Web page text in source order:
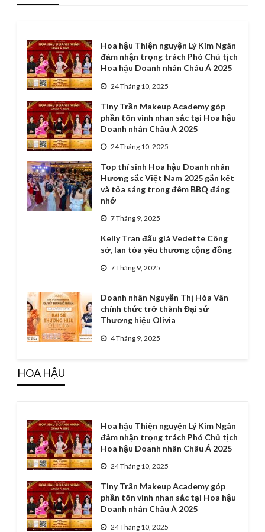
Hoa hậu Thiện nguyện Lý Kim Ngân
đảm nhận trọng trách Phó Chủ tịch
Hoa hậu Doanh nhân Châu Á 2025
24 Tháng 10, 2025
Tiny Trần Makeup Academy góp
phần tôn vinh nhan sắc tại Hoa hậu
Doanh nhân Châu Á 2025
24 Tháng 10, 2025
Top thí sinh Hoa hậu Doanh nhân
Hương sắc Việt Nam 2025 gắn kết
và tỏa sáng trong đêm BBQ đáng
nhớ
7 Tháng 9, 2025
Kelly Tran đấu giá Vedette Công
sở, lan tỏa yêu thương cộng đồng
7 Tháng 9, 2025
Doanh nhân Nguyễn Thị Hòa Vân
chính thức trở thành Đại sứ
Thương hiệu Olivia
4 Tháng 9, 2025
HOA HẬU
Hoa hậu Thiện nguyện Lý Kim Ngân
đảm nhận trọng trách Phó Chủ tịch
Hoa hậu Doanh nhân Châu Á 2025
24 Tháng 10, 2025
Tiny Trần Makeup Academy góp
phần tôn vinh nhan sắc tại Hoa hậu
Doanh nhân Châu Á 2025
24 Tháng 10, 2025